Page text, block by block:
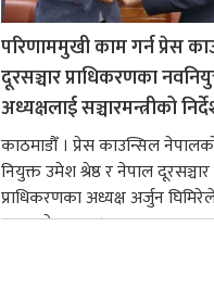
परिणाममुखी काम गर्न प्रेस
दूरसञ्चार प्राधिकरणका
अध्यक्षलाई सञ्चारमन्त्रीको
काठमाडौँ । प्रेस काउन्सिल
नियुक्त उमेश श्रेष्ठ र नेपाल दूरसञ्चार
प्राधिकरणका अध्यक्ष अर्जुन
ग्रहण गरेका छन्।...